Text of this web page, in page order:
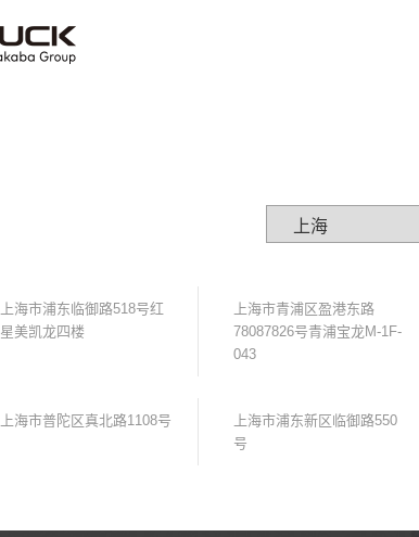
上海市浦东临御路518号红
星美凯龙四楼
上海市青浦区盈港东路
78087826号青浦宝龙M-1F-
043
上海市普陀区真北路1108号
上海市浦东新区临御路550
号